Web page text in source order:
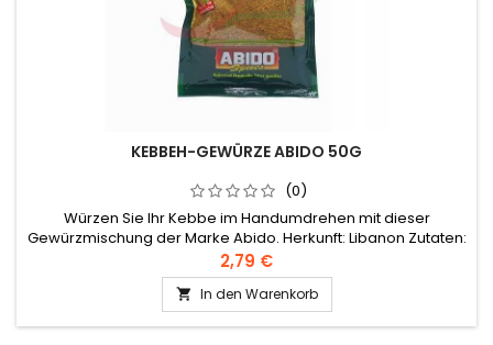
KEBBEH-GEWÜRZE ABIDO 50G
(0)
Würzen Sie Ihr Kebbe im Handumdrehen mit dieser
Gewürzmischung der Marke Abido. Herkunft: Libanon Zutaten:
Kreuzkümmel, Majoran, Minze, Paprika, schwarzer Pfeffer,
Zimt, Muskatnuss, Nelke, roter Piment, Rosenblatt. An einem
kühlen und trockenen Ort aufbewahren
2,79 €
 In den Warenkorb